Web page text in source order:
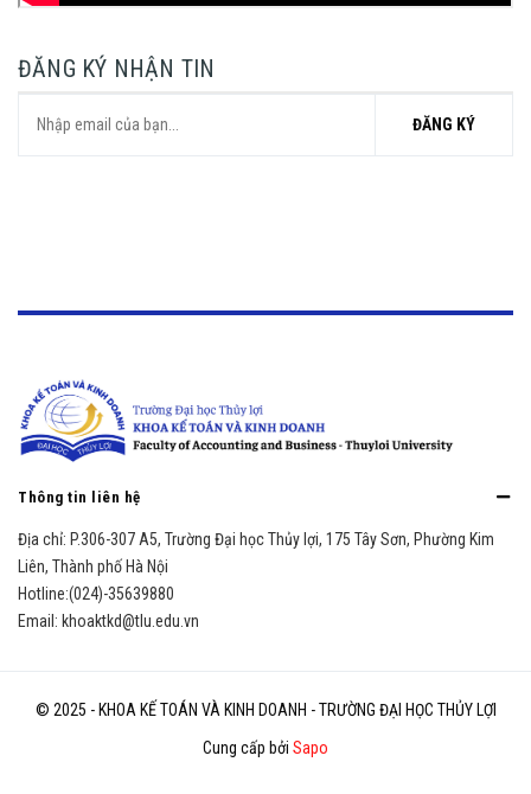
ĐĂNG KÝ NHẬN TIN
ĐĂNG KÝ
Thông tin liên hệ
Địa chỉ: P.306-307 A5, Trường Đại học Thủy lợi, 175 Tây Sơn, Phường Kim
Liên, Thành phố Hà Nội
Hotline:(024)-35639880
Email: khoaktkd@tlu.edu.vn
© 2025 - KHOA KẾ TOÁN VÀ KINH DOANH - TRƯỜNG ĐẠI HỌC THỦY LỢI
Cung cấp bởi Sapo